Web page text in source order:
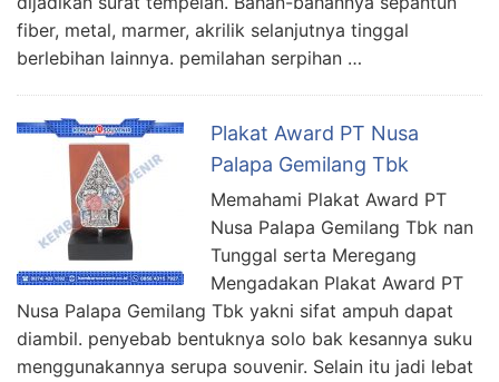
fiber, metal, marmer, akrilik selanjutnya tinggal
berlebihan lainnya. pemilahan serpihan …
Plakat Award PT Nusa
Palapa Gemilang Tbk
Memahami Plakat Award PT
Nusa Palapa Gemilang Tbk nan
Tunggal serta Meregang
Mengadakan Plakat Award PT
Nusa Palapa Gemilang Tbk yakni sifat ampuh dapat
diambil. penyebab bentuknya solo bak kesannya suku
menggunakannya serupa souvenir. Selain itu jadi lebat